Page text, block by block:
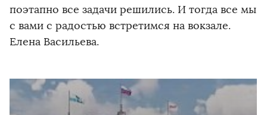
поэтапно все задачи решились. И тогда все мы
с вами с радостью встретимся на вокзале.
Елена Васильева.